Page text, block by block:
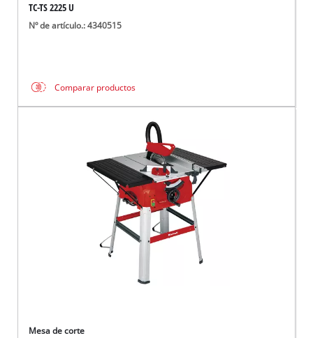
TC-TS 2225 U
Nº de artículo.: 4340515
Comparar productos
Mesa de corte